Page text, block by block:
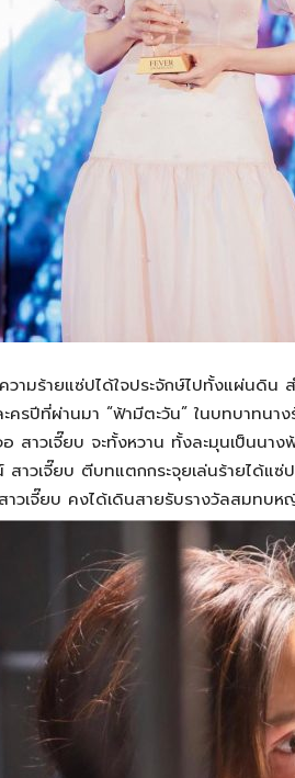
ามร้ายแซ่ปได้ใจประจักษ์ไปทั้งแผ่นดิน
รปีที่ผ่านมา “ฟ้ามีตะวัน” ในบทบาทนาง
สาวเจี๊ยบ จะทั้งหวาน ทั้งละมุนเป็นน
สาวเจี๊ยบ ตีบทแตกกระจุยเล่นร้ายได้แ
าวเจี๊ยบ คงได้เดินสายรับรางวัลสมทบ